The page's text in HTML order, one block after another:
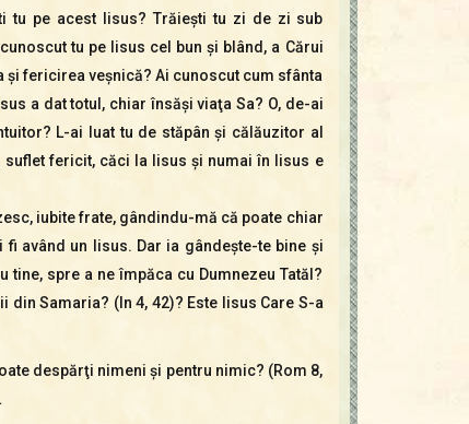
tu pe acest Iisus? Trăieşti tu zi de zi sub
tu pe Iisus cel bun şi blând, a Cărui
fericirea veşnică? Ai cunoscut cum sfânta
a dat totul, chiar însăşi viaţa Sa? O, de-ai
L-ai luat tu de stăpân şi călăuzitor al
fericit, căci la Iisus şi numai în Iisus e
iubite frate, gândindu-mă că poate chiar
fi având un Iisus. Dar ia gândeşte-te bine şi
spre a ne împăca cu Dumnezeu Tatăl?
Samaria? (In 4, 42)? Este Iisus Care S-a
despărţi nimeni şi pentru nimic? (Rom 8,